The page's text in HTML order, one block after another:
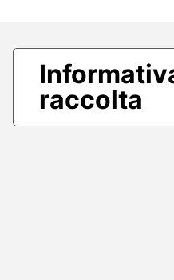
raccolta